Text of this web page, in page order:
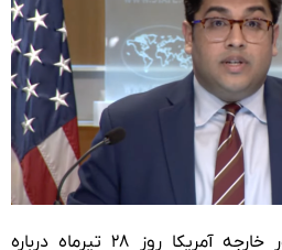
معاون سخنگوی وزارت امور خارجه آمریکا روز ۲۸ تیرماه درباره